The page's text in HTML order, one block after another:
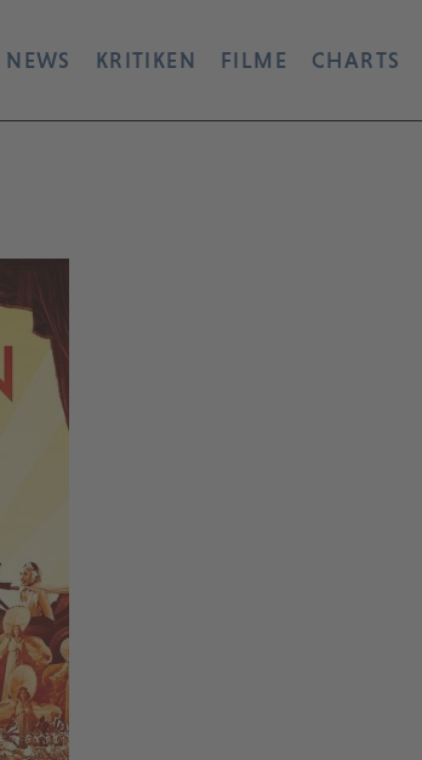
NEWS KRITIKEN FILME CHARTS